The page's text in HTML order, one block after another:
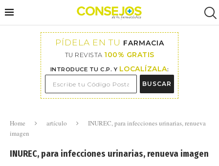
PÍDELA EN TU FARMACIA
TU REVISTA 100% GRATIS
INTRODUCE TU C.P. Y LOCALÍZALA:
BUSCAR
Home artículo
INUREC, para infecciones urinarias, renueva
imagen
INUREC, para infecciones urinarias, renueva imagen